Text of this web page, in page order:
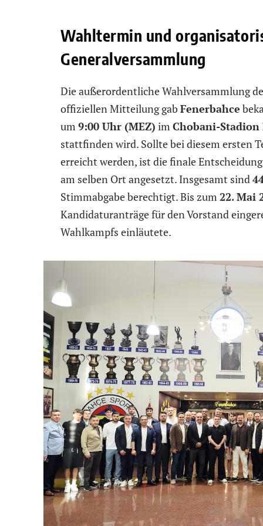
Wahltermin und
Generalversammlung
Die außerordentliche Wahlversammlung
offiziellen Mitteilung gab Fenerbahce
um 9:00 Uhr (MEZ) im Chobani-Stadion
stattfinden wird. Sollte bei diesem ersten
erreicht werden, ist die finale
am selben Ort angesetzt. Insgesamt sind
Stimmabgabe berechtigt. Bis zum 22. Mai
Kandidaturanträge für den Vorstand
Wahlkampfs einläutete.